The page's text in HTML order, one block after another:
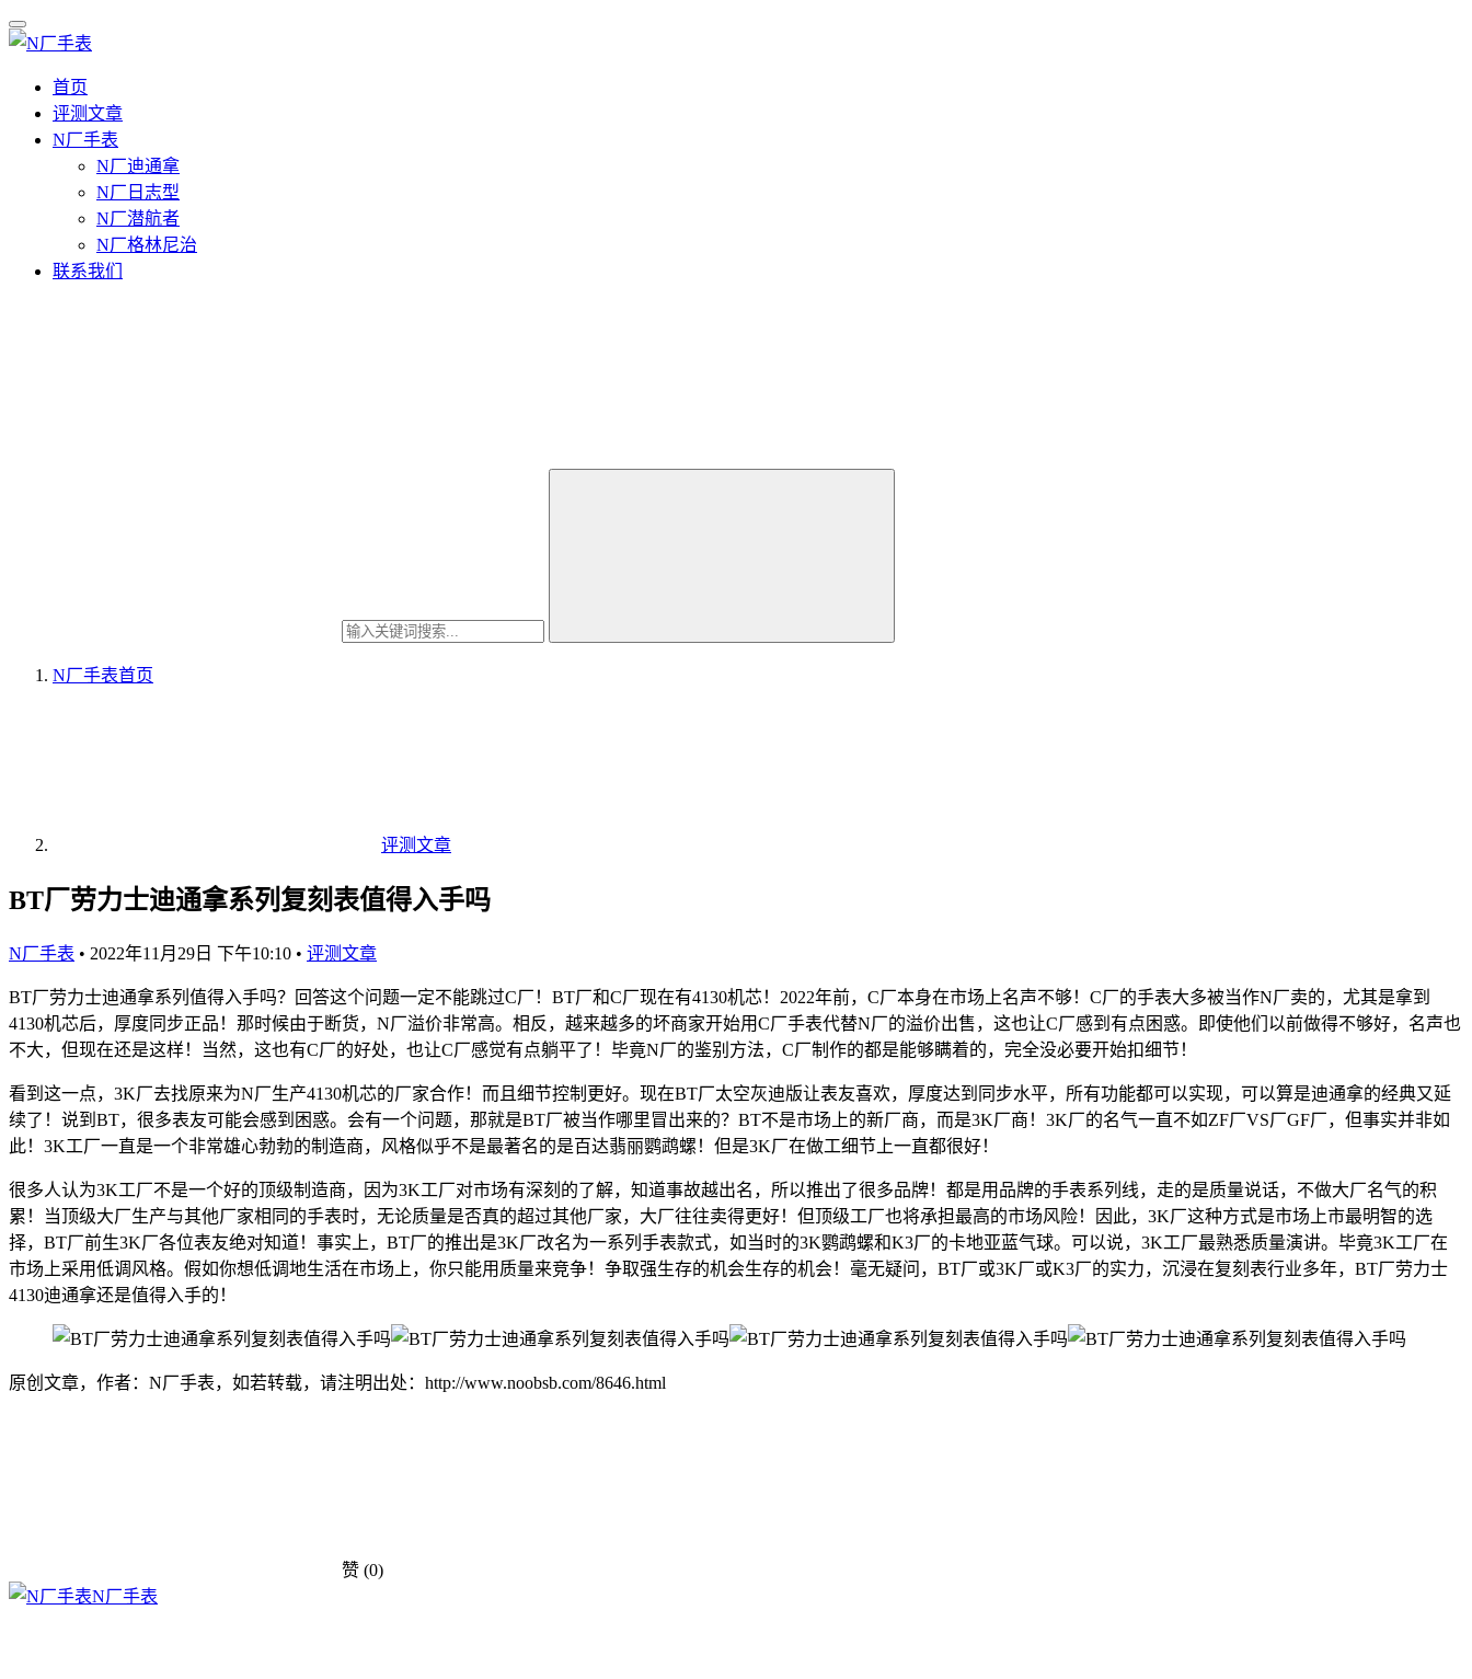
首页
评测文章
N厂手表
N厂迪通拿
N厂日志型
N厂潜航者
N厂格林尼治
联系我们
N厂手表首页
评测文章
BT厂劳力士迪通拿系列复刻表值得入手吗
N厂手表 • 2022年11月29日 下午10:10 • 评测文章
BT厂劳力士迪通拿系列值得入手吗？回答这个问题一定不能跳过C厂！BT厂和C厂现在有4130机芯！2022年前，C厂本身在市场上名声不够！C厂的手表大多被当作N厂卖的，尤其是拿到
4130机芯后，厚度同步正品！那时候由于断货，N厂溢价非常高。相反，越来越多的坏商家开始用C厂手表代替N厂的溢价出售，这也让C厂感到有点困惑。即使他们以前做得不够好，名声也
不大，但现在还是这样！当然，这也有C厂的好处，也让C厂感觉有点躺平了！毕竟N厂的鉴别方法，C厂制作的都是能够瞒着的，完全没必要开始扣细节！
看到这一点，3K厂去找原来为N厂生产4130机芯的厂家合作！而且细节控制更好。现在BT厂太空灰迪版让表友喜欢，厚度达到同步水平，所有功能都可以实现，可以算是迪通拿的经典又延
续了！说到BT，很多表友可能会感到困惑。会有一个问题，那就是BT厂被当作哪里冒出来的？BT不是市场上的新厂商，而是3K厂商！3K厂的名气一直不如ZF厂VS厂GF厂，但事实并非如
此！3K工厂一直是一个非常雄心勃勃的制造商，风格似乎不是最著名的是百达翡丽鹦鹉螺！但是3K厂在做工细节上一直都很好！
很多人认为3K工厂不是一个好的顶级制造商，因为3K工厂对市场有深刻的了解，知道事故越出名，所以推出了很多品牌！都是用品牌的手表系列线，走的是质量说话，不做大厂名气的积
累！当顶级大厂生产与其他厂家相同的手表时，无论质量是否真的超过其他厂家，大厂往往卖得更好！但顶级工厂也将承担最高的市场风险！因此，3K厂这种方式是市场上市最明智的选
择，BT厂前生3K厂各位表友绝对知道！事实上，BT厂的推出是3K厂改名为一系列手表款式，如当时的3K鹦鹉螺和K3厂的卡地亚蓝气球。可以说，3K工厂最熟悉质量演讲。毕竟3K工厂在
市场上采用低调风格。假如你想低调地生活在市场上，你只能用质量来竞争！争取强生存的机会生存的机会！毫无疑问，BT厂或3K厂或K3厂的实力，沉浸在复刻表行业多年，BT厂劳力士
4130迪通拿还是值得入手的！
原创文章，作者：N厂手表，如若转载，请注明出处：http://www.noobsb.com/8646.html
赞 (0)
N厂手表